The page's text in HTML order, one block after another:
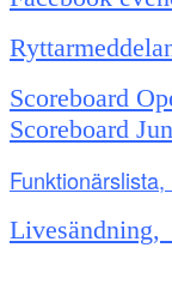
Scoreboard
Scoreboard
Livesändning,